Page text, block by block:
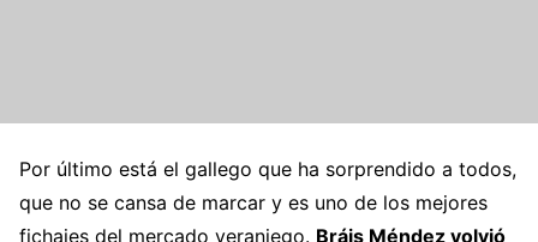
Por último está el gallego que ha sorprendido a todos,
que no se cansa de marcar y es uno de los mejores
fichajes del mercado veraniego. Bráis Méndez volvió